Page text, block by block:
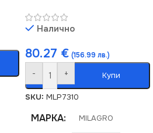
Налично
80.27 € (156.99 лв.)
- + Купи
SKU: MLP7310
МАРКА MILAGRO